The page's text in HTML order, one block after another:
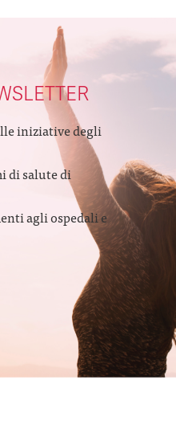
iniziative degli
di salute di
agli ospedali e